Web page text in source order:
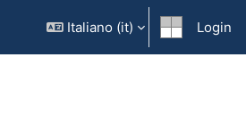
Italiano ‎(it)‎ Login